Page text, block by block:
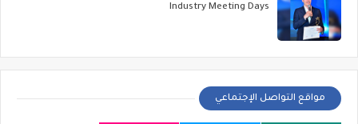
Industry Meeting Days
مواقع التواصل الإجتماعي